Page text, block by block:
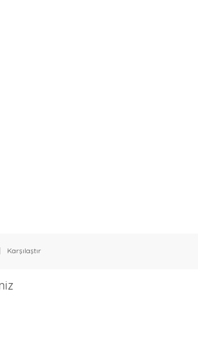
Karşılaştır